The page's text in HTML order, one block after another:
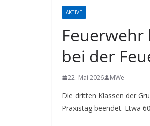
AKTIVE
bei der
22. Mai 2026 MWe
Die dritten Klassen der
Praxistag beendet. Etwa